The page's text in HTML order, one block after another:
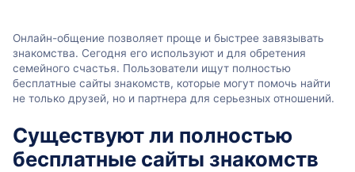
Онлайн-общение позволяет проще и быстрее завязывать
знакомства. Сегодня его используют и для обретения
семейного счастья. Пользователи ищут полностью
бесплатные сайты знакомств, которые могут помочь найти
не только друзей, но и партнера для серьезных отношений.
Существуют ли полностью
бесплатные сайты знакомств